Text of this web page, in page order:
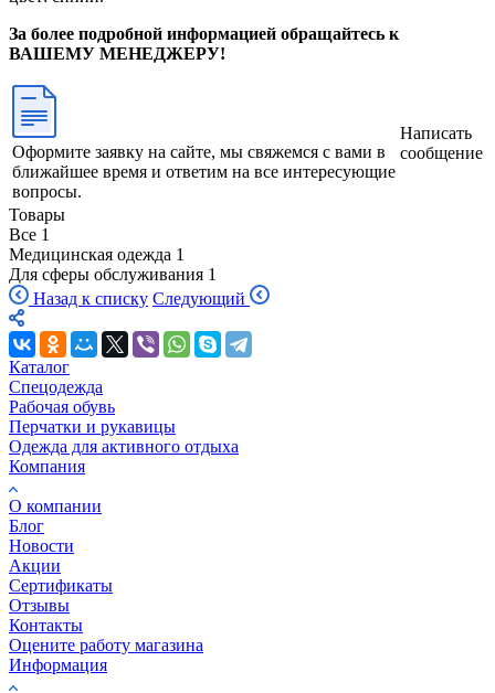
За более подробной информацией обращайтесь к
ВАШЕМУ МЕНЕДЖЕРУ!
Оформите заявку на сайте, мы свяжемся с вами в
ближайшее время и ответим на все интересующие
вопросы.
Написать
сообщение
Товары
Все 1
Медицинская одежда 1
Для сферы обслуживания 1
Назад к списку Следующий
Каталог
Спецодежда
Рабочая обувь
Перчатки и рукавицы
Одежда для активного отдыха
Компания
О компании
Блог
Новости
Акции
Сертификаты
Отзывы
Контакты
Оцените работу магазина
Информация